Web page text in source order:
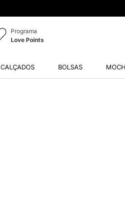
Programa
Love Points
CALÇADOS BOLSAS